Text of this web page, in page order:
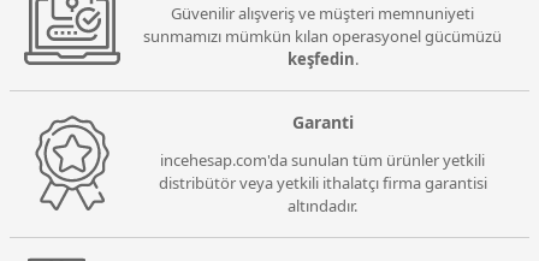
Güvenilir alışveriş ve müşteri memnuniyeti
sunmamızı mümkün kılan operasyonel gücümüzü
keşfedin.
Garanti
incehesap.com'da sunulan tüm ürünler yetkili
distribütör veya yetkili ithalatçı firma garantisi
altındadır.